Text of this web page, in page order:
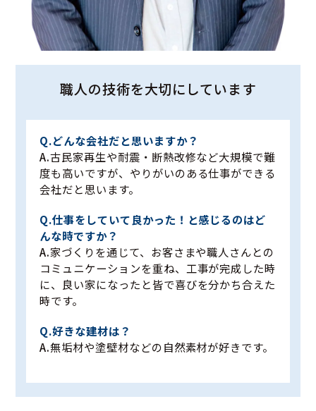
職人の技術を大切にしています
どんな会社だと思いますか？
古民家再生や耐震・断熱改修など大規模で難
度も高いですが、やりがいのある仕事ができる
会社だと思います。
仕事をしていて良かった！と感じるのはど
んな時ですか？
家づくりを通じて、お客さまや職人さんとの
コミュニケーションを重ね、工事が完成した時
に、良い家になったと皆で喜びを分かち合えた
時です。
好きな建材は？
無垢材や塗壁材などの自然素材が好きです。